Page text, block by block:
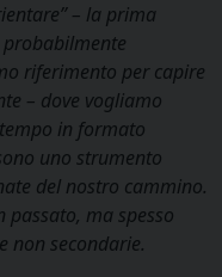
– la prima
probabilmente
riferimento per capire
– dove vogliamo
in formato
uno strumento
del nostro cammino.
ma spesso
non secondarie.